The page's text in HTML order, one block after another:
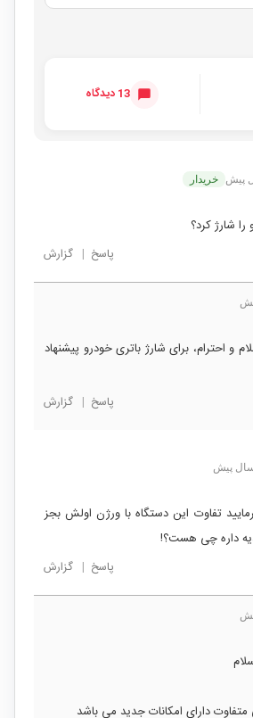
13 دیدگاه
خریدار
شارژ کرد؟
پاسخ | گزارش
و احترام، برای شارژ باتری خودرو پیشنهاد
پاسخ | گزارش
تفاوت این دستگاه با ورژن اولش بجز
داره چی هست؟!
پاسخ | گزارش
متفاوت دارای امکانات جدید می باشد